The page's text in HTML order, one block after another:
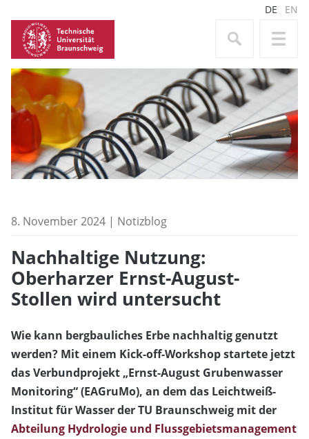
DE EN
8. November 2024 | Notizblog
Nachhaltige Nutzung:
Oberharzer Ernst-August-
Stollen wird untersucht
Wie kann bergbauliches Erbe nachhaltig genutzt
werden? Mit einem Kick-off-Workshop startete jetzt
das Verbundprojekt „Ernst-August Grubenwasser
Monitoring“ (EAGruMo), an dem das Leichtweiß-
Institut für Wasser der TU Braunschweig mit der
Abteilung Hydrologie und Flussgebietsmanagement